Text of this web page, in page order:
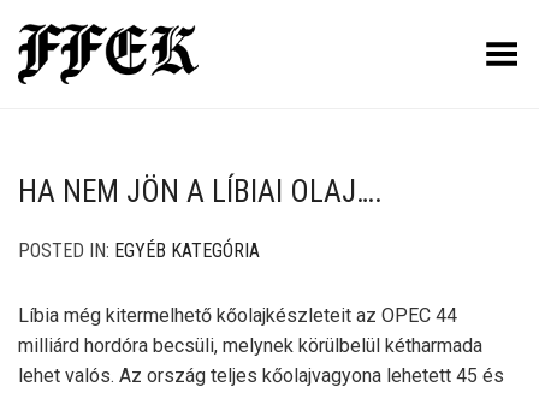
Toggle Menu
HA NEM JÖN A LÍBIAI OLAJ….
POSTED IN: EGYÉB KATEGÓRIA
Líbia még kitermelhető kőolajkészleteit az OPEC 44
milliárd hordóra becsüli, melynek körülbelül kétharmada
lehet valós. Az ország teljes kőolajvagyona lehetett 45 és